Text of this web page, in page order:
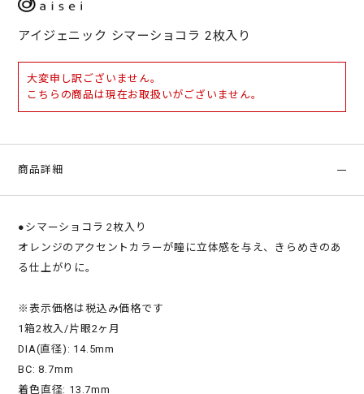
アイジェニック シマーショコラ 2枚入り
大変申し訳ございません。
こちらの商品は現在お取扱いがございません。
商品詳細
●シマーショコラ 2枚入り
オレンジのアクセントカラーが瞳に立体感を与え、きらめきのあ
る仕上がりに。
※表示価格は税込み価格です
1箱2枚入/片眼2ヶ月
DIA(直径): 14.5mm
BC: 8.7mm
着色直径: 13.7mm